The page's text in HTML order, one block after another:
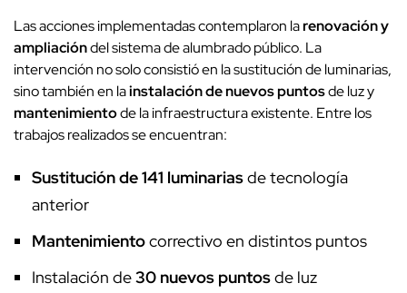
Las acciones implementadas contemplaron larenovación y
ampliacióndel sistema de alumbrado público. La
intervención no solo consistió en la sustitución de luminarias,
sino también en lainstalación de nuevos puntosde luz y
mantenimientode la infraestructura existente. Entre los
trabajos realizados se encuentran:
Sustitución de 141 luminariasde tecnología
anterior
Mantenimientocorrectivo en distintos puntos
Instalación de30 nuevos puntosde luz